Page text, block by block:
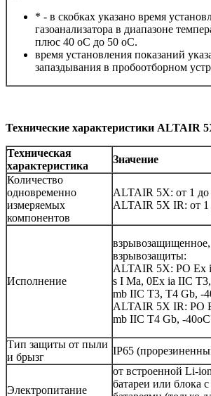
* - в скобках указано время
газоанализатора в диапазоне
плюс 40 oC до 50 oC.
время установления показаний
запаздывания в пробоотборном
Технические характеристики ALTAIR
Техническая
характеристика
Значение
Количество
одновременно
измеряемых
компонентов
ALTAIR 5X: от 1 до
ALTAIR 5X IR: от 1
Исполнение
взрывозащиты:
ALTAIR 5X: РО Ex
s I Ma, 0Ex ia IIC
mb IIC T3, T4 Gb, -
ALTAIR 5X IR: PO
mb IIC T4 Gb, -
Тип защиты от пыли
и брызг
IP65
Электропитание
от встроенной Li-
батареи или блока